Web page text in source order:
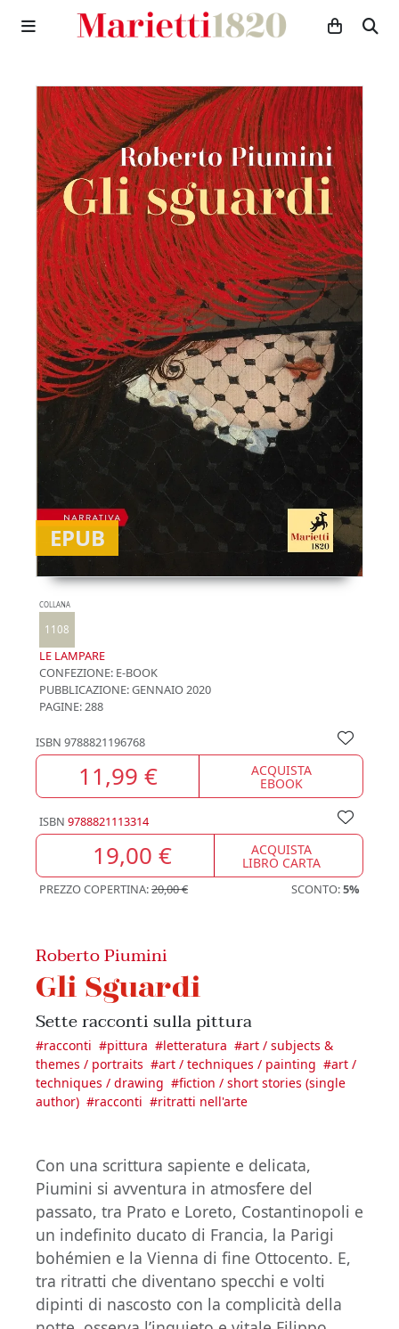
EPUB
COLLANA
1108
LE LAMPARE
CONFEZIONE: E-BOOK
PUBBLICAZIONE:GENNAIO 2020
PAGINE: 288
ISBN 9788821196768
11,99 € ACQUISTA
EBOOK
ISBN 9788821113314
19,00 € ACQUISTA
LIBRO CARTA
PREZZO COPERTINA:20,00 € SCONTO:5%
Roberto Piumini
Gli Sguardi
Sette racconti sulla pittura
#racconti #pittura #letteratura #art / subjects &
themes / portraits #art / techniques / painting #art /
techniques / drawing #fiction / short stories (single
author) #racconti #ritratti nell'arte
Con una scrittura sapiente e delicata,
Piumini si avventura in atmosfere del
passato, tra Prato e Loreto, Costantinopoli e
un indefinito ducato di Francia, la Parigi
bohémien e la Vienna di fine Ottocento. E,
tra ritratti che diventano specchi e volti
dipinti di nascosto con la complicità della